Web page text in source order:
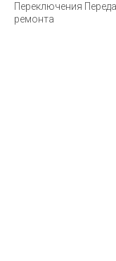
Переключения
ремонта